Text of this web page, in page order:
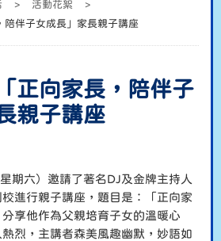
> 活動花絮
>
陪伴子女成長」家長親子講座
正向家長，陪伴子
親子講座
星期六）邀請了著名DJ及金牌主持人
進行親子講座 ， 題目是：「正向家
享他作為父親培育子女的溫暖心
烈，主講者森美風趣幽默，妙語如